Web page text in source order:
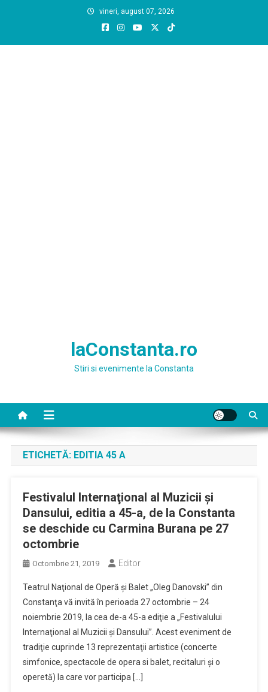
vineri, august 07, 2026
laConstanta.ro
Stiri si evenimente la Constanta
ETICHETĂ: EDITIA 45 A
Festivalul Internaţional al Muzicii şi
Dansului, editia a 45-a, de la Constanta
se deschide cu Carmina Burana pe 27
octombrie
Octombrie 21, 2019 Editor
Teatrul Naţional de Operă şi Balet „Oleg Danovski” din
Constanţa vă invită în perioada 27 octombrie – 24
noiembrie 2019, la cea de-a 45-a ediţie a „Festivalului
Internaţional al Muzicii şi Dansului”. Acest eveniment de
tradiţie cuprinde 13 reprezentaţii artistice (concerte
simfonice, spectacole de opera si balet, recitaluri şi o
operetă) la care vor participa […]